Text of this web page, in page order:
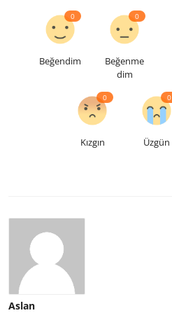
Beğendim
0
Beğenme
dim
0
Kızgın
0
Üzgün
0
Aslan